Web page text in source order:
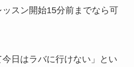
スン開始15分前までなら可
日はラバに行けない」
とい